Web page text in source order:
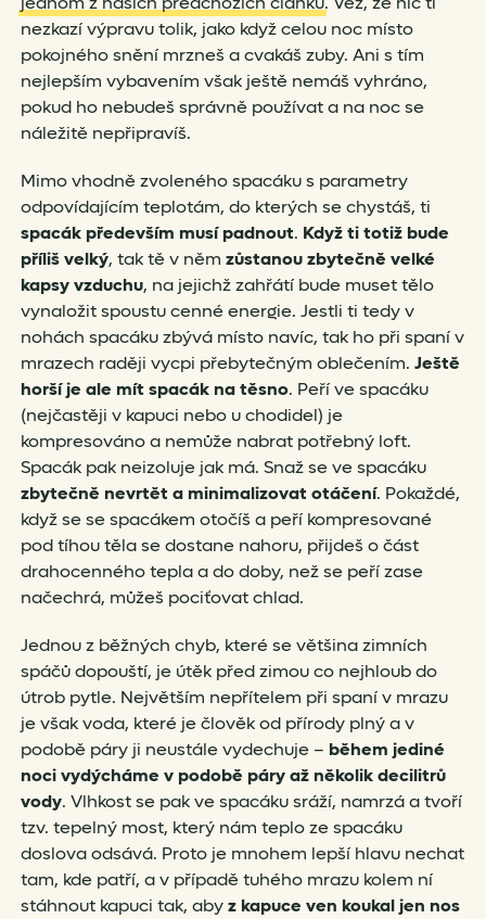
nezkazí výpravu tolik, jako když celou noc místo
pokojného snění mrzneš a cvakáš zuby. Ani s tím
nejlepším vybavením však ještě nemáš vyhráno,
pokud ho nebudeš správně používat a na noc se
náležitě nepřipravíš.
Mimo vhodně zvoleného spacáku s parametry
odpovídajícím teplotám, do kterých se chystáš, ti
spacák především musí padnout. Když ti totiž bude
příliš velký, tak tě v něm zůstanou zbytečně velké
kapsy vzduchu, na jejichž zahřátí bude muset tělo
vynaložit spoustu cenné energie. Jestli ti tedy v
nohách spacáku zbývá místo navíc, tak ho při spaní v
mrazech raději vycpi přebytečným oblečením. Ještě
horší je ale mít spacák na těsno. Peří ve spacáku
(nejčastěji v kapuci nebo u chodidel) je
kompresováno a nemůže nabrat potřebný loft.
Spacák pak neizoluje jak má. Snaž se ve spacáku
zbytečně nevrtět a minimalizovat otáčení. Pokaždé,
když se se spacákem otočíš a peří kompresované
pod tíhou těla se dostane nahoru, přijdeš o část
drahocenného tepla a do doby, než se peří zase
načechrá, můžeš pociťovat chlad.
Jednou z běžných chyb, které se většina zimních
spáčů dopouští, je útěk před zimou co nejhloub do
útrob pytle. Největším nepřítelem při spaní v mrazu
je však voda, které je člověk od přírody plný a v
podobě páry ji neustále vydechuje – během jediné
noci vydýcháme v podobě páry až několik decilitrů
vody. Vlhkost se pak ve spacáku sráží, namrzá a tvoří
tzv. tepelný most, který nám teplo ze spacáku
doslova odsává. Proto je mnohem lepší hlavu nechat
tam, kde patří, a v případě tuhého mrazu kolem ní
stáhnout kapuci tak, abyz kapuce ven koukal jen nos